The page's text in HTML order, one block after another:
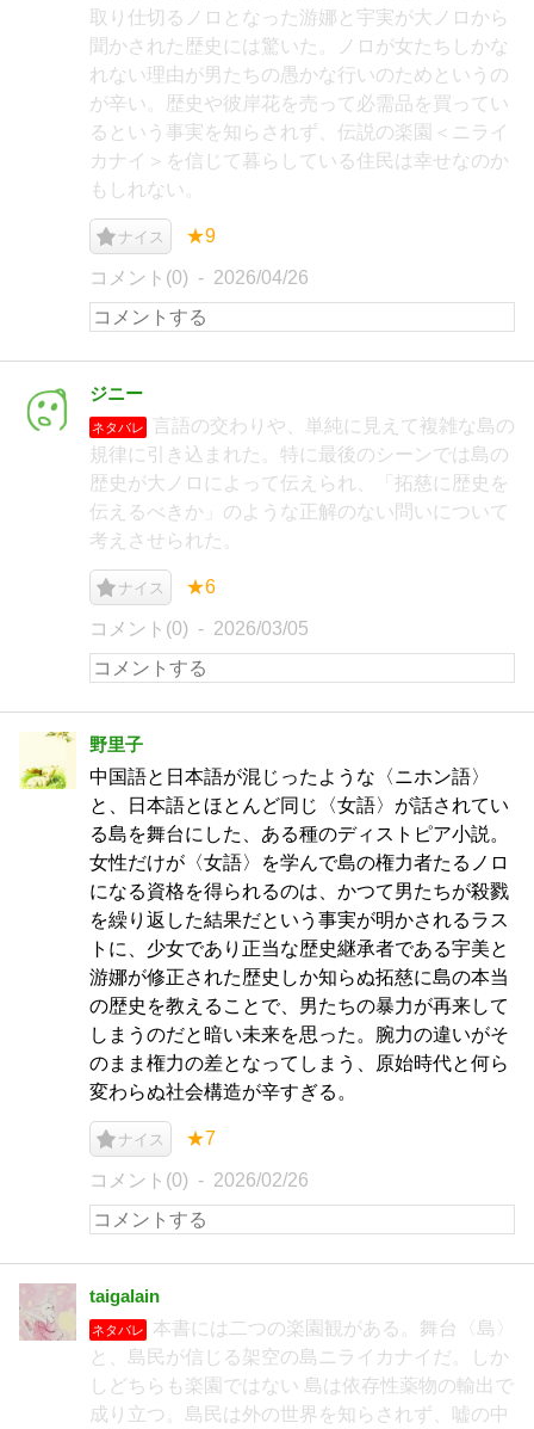
取り仕切るノロとなった游娜と宇実が大ノロから
聞かされた歴史には驚いた。ノロが女たちしかな
れない理由が男たちの愚かな行いのためというの
が辛い。歴史や彼岸花を売って必需品を買ってい
るという事実を知らされず、伝説の楽園＜ニライ
カナイ＞を信じて暮らしている住民は幸せなのか
もしれない。
ナイス ★9
コメント(0) 2026/04/26
ジニー
ネタバレ
言語の交わりや、単純に見えて複雑な島の
規律に引き込まれた。特に最後のシーンでは島の
歴史が大ノロによって伝えられ、「拓慈に歴史を
伝えるべきか」のような正解のない問いについて
考えさせられた。
ナイス ★6
コメント(0) 2026/03/05
野里子
中国語と日本語が混じったような〈ニホン語〉
と、日本語とほとんど同じ〈女語〉が話されてい
る島を舞台にした、ある種のディストピア小説。
女性だけが〈女語〉を学んで島の権力者たるノロ
になる資格を得られるのは、かつて男たちが殺戮
を繰り返した結果だという事実が明かされるラス
トに、少女であり正当な歴史継承者である宇美と
游娜が修正された歴史しか知らぬ拓慈に島の本当
の歴史を教えることで、男たちの暴力が再来して
しまうのだと暗い未来を思った。腕力の違いがそ
のまま権力の差となってしまう、原始時代と何ら
変わらぬ社会構造が辛すぎる。
ナイス ★7
コメント(0) 2026/02/26
taigalain
ネタバレ
本書には二つの楽園観がある。舞台〈島〉
と、島民が信じる架空の島ニライカナイだ。しか
しどちらも楽園ではない 島は依存性薬物の輸出で
成り立つ。島民は外の世界を知らされず、嘘の中